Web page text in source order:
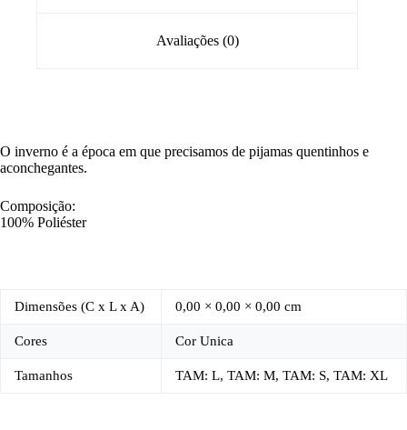
Avaliações (0)
O inverno é a época em que precisamos de pijamas quentinhos e
aconchegantes.
Composição:
100% Poliéster
Dimensões (C x L x A) 0,00 × 0,00 × 0,00 cm
Cores Cor Unica
Tamanhos TAM: L, TAM: M, TAM: S, TAM: XL